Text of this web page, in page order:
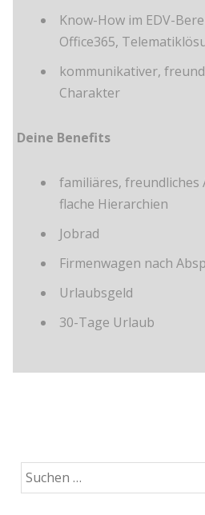
Know-How im EDV-
Office365,
kommunikativer,
Charakter
Deine Benefits
familiäres, freundliches
flache Hierarchien
Jobrad
Firmenwagen nach
Urlaubsgeld
30-Tage Urlaub
Suchen
nach: